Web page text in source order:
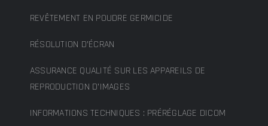
REVÊTEMENT EN POUDRE GERMICIDE
RÉSOLUTION D’ÉCRAN
ASSURANCE QUALITÉ SUR LES APPAREILS DE
REPRODUCTION D’IMAGES
INFORMATIONS TECHNIQUES : PRÉRÉGLAGE DICOM